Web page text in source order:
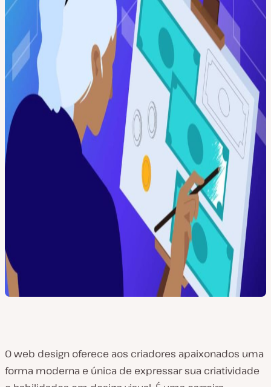
O web design oferece aos criadores apaixonados uma
forma moderna e única de expressar sua criatividade